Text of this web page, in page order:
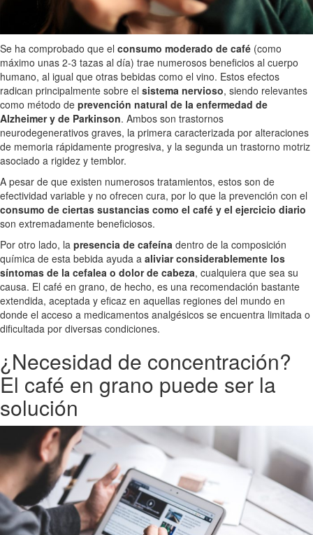
Se ha comprobado que el consumo moderado de café (como
máximo unas 2-3 tazas al día) trae numerosos beneficios al cuerpo
humano, al igual que otras bebidas como el vino. Estos efectos
radican principalmente sobre el sistema nervioso, siendo relevantes
como método de prevención natural de la enfermedad de
Alzheimer y de Parkinson. Ambos son trastornos
neurodegenerativos graves, la primera caracterizada por alteraciones
de memoria rápidamente progresiva, y la segunda un trastorno motriz
asociado a rigidez y temblor.
A pesar de que existen numerosos tratamientos, estos son de
efectividad variable y no ofrecen cura, por lo que la prevención con el
consumo de ciertas sustancias como el café y el ejercicio diario
son extremadamente beneficiosos.
Por otro lado, la presencia de cafeína dentro de la composición
química de esta bebida ayuda a aliviar considerablemente los
síntomas de la cefalea o dolor de cabeza, cualquiera que sea su
causa. El café en grano, de hecho, es una recomendación bastante
extendida, aceptada y eficaz en aquellas regiones del mundo en
donde el acceso a medicamentos analgésicos se encuentra limitada o
dificultada por diversas condiciones.
¿Necesidad de concentración?
El café en grano puede ser la
solución